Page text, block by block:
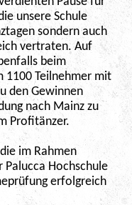
unsere Schule
sondern auch
vertraten. Auf
beim
1100 Teilnehmer mit
den Gewinnen
nach Mainz zu
Profitänzer.
im Rahmen
Hochschule
erfolgreich